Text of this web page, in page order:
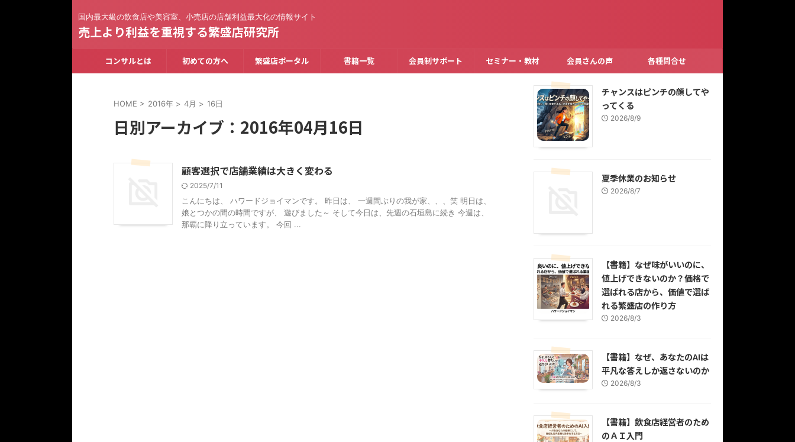
国内最大級の飲食店や美容室、小売店の店舗利益最大化の情報サイト
売上より利益を重視する繁盛店研究所
コンサルとは 初めての方へ 繁盛店ポータル 書籍一覧 会員制サポート セミナー・教材 会員さんの声 各種問合せ
HOME > 2016年 > 4月 > 16日
日別アーカイブ：2016年04月16日
顧客選択で店舗業績は大きく変わる
2025/7/11
こんにちは、 ハワードジョイマンです。 昨日は、 一週間ぶりの我が家、、、笑 明日は、
娘とつかの間の時間ですが、 遊びました～ そして今日は、先週の石垣島に続き 今週は、
那覇に降り立っています。 今回 ...
チャンスはピンチの顔してや
ってくる
2026/8/9
夏季休業のお知らせ
2026/8/7
【書籍】なぜ味がいいのに、
値上げできないのか？価格で
選ばれる店から、価値で選ば
れる繁盛店の作り方
2026/8/3
【書籍】なぜ、あなたのAIは
平凡な答えしか返さないのか
2026/8/3
【書籍】飲食店経営者のため
のＡＩ入門